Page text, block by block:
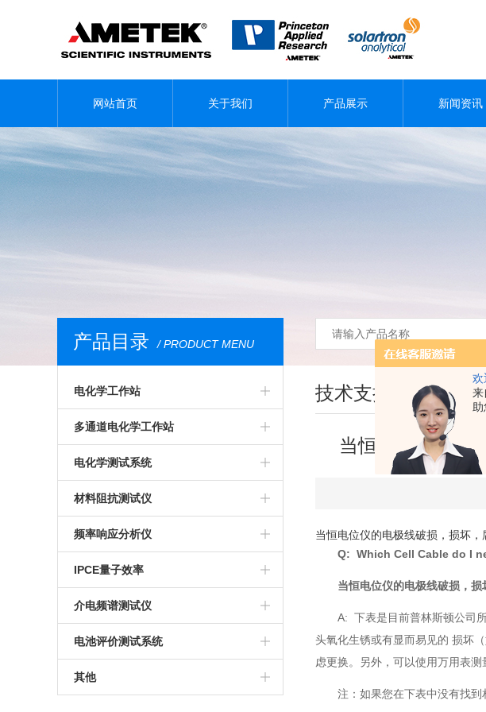
欢
来
助
网站首页 关于我们 产品展示 新闻资讯
产品目录 / PRODUCT MENU
电化学工作站
多通道电化学工作站
高精度电化学工作站
多功能电化学工作站
进口电化学工作站
美国普林斯顿电化学工作站
英国输力强电化学工作站
多通道电化学工作站
美国普林斯顿多通道电化学工作站
英国输力强多通道电化学工作站
电化学测试系统
多通道电化学测试系统
光电化学测试系统
多功能电化学测试系统
微区电化学测试系统
微区扫描电化学工作站
材料阻抗测试仪
高精度交流阻抗测试系统
生物阻抗特性测试系统
电化学交流阻抗测试系统
频率响应分析仪
IPCE量子效率
介电频谱测试仪
电池评价测试系统
其他
技术支持
当恒电位仪的电
当恒电位仪的电极线破损，损坏
Q: Which Cell Cable do
当恒电位仪的电极线破损，
A: 下表是目前普林斯顿公司
头氧化生锈或有显而易见的 损坏
虑更换。另外，可以使用万用表测
注：如果您在下表中没有找到